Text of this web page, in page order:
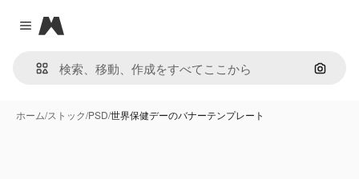
Close menu
Magnific
画像で
ホーム/ストック/PSD/世界保健デーのバナーテンプレート